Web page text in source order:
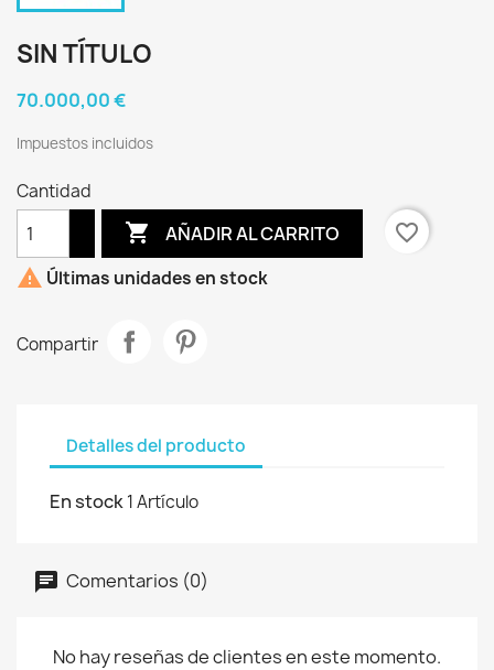
SIN TÍTULO
70.000,00 €
Impuestos incluidos
Cantidad
 AÑADIR AL CARRITO
favorite_border
 Últimas unidades en stock
Compartir
Detalles del producto
En stock1 Artículo
Comentarios (0)
No hay reseñas de clientes en este momento.